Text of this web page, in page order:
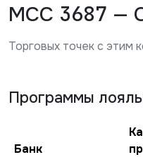
MCC 3687 —
Торговых точек с этим
Программы
Банк